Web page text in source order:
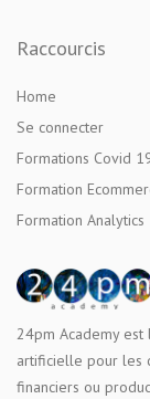
Raccourcis
Home
Se connecter
Formations Covid
Formation
Formation Analytics
24pm Academy
artificielle pour les
financiers ou